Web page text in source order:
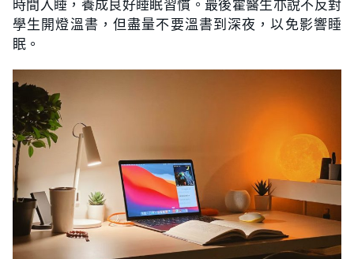
時間入睡，養成良好睡眠習慣。最後霍醫生亦說不反對
學生開燈溫書，但盡量不要溫書到深夜，以免影響睡
眠。